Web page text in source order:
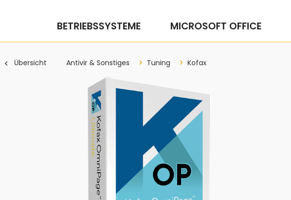
BETRIEBSSYSTEME MICROSOFT OFFICE
Übersicht Antivir & Sonstiges Tuning Kofax